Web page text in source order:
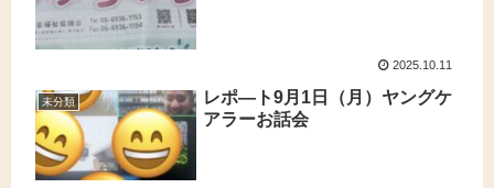
2025.10.11
未分類
レポ―ト9月1日（月）ヤングケ
アラーお話会